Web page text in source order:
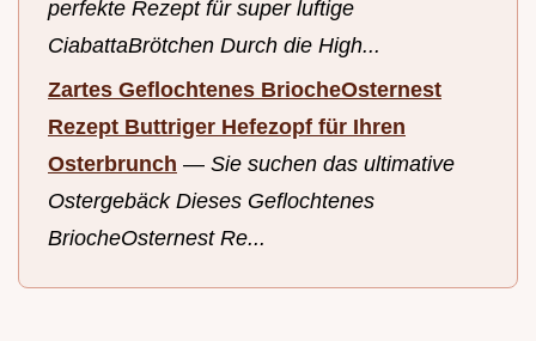
perfekte Rezept für super luftige
CiabattaBrötchen Durch die High...
Zartes Geflochtenes BriocheOsternest
Rezept Buttriger Hefezopf für Ihren
Osterbrunch — Sie suchen das ultimative
Ostergebäck Dieses Geflochtenes
BriocheOsternest Re...